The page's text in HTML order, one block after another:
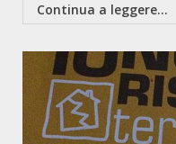
Continua a leggere...